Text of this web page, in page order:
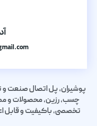
پوشیران، پل اتصال صنعت و
چسب، رزین، محصولات و
تخصصی، باکیفیت و قابل